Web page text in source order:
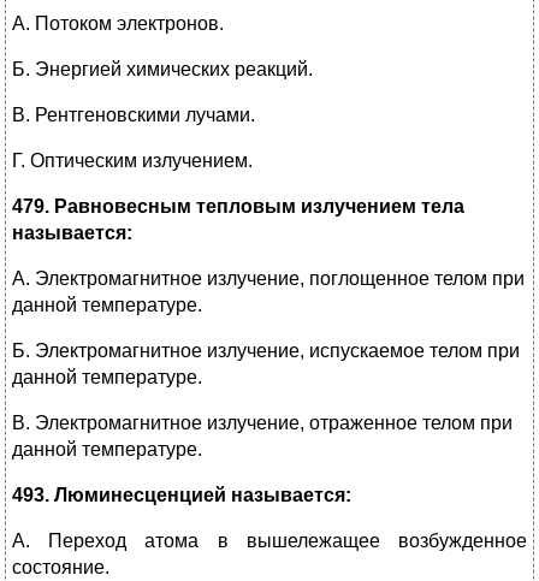
А. Потоком электронов.
Б. Энергией химических реакций.
В. Рентгеновскими лучами.
Г. Оптическим излучением.
479. Равновесным тепловым излучением тела
называется:
А. Электромагнитное излучение, поглощенное телом при
данной температуре.
Б. Электромагнитное излучение, испускаемое телом при
данной температуре.
В. Электромагнитное излучение, отраженное телом при
данной температуре.
493. Люминесценцией называется:
А. Переход атома в вышележащее возбужденное
состояние.